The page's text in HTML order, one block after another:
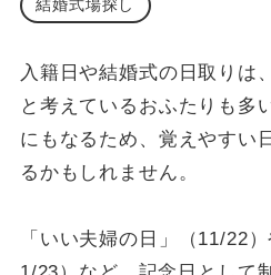
結婚式場探し
入籍日や結婚式の日取りは
と考えているおふたりも多
にもなるため、覚えやすい
るかもしれません。
「いい夫婦の日」（11/22）